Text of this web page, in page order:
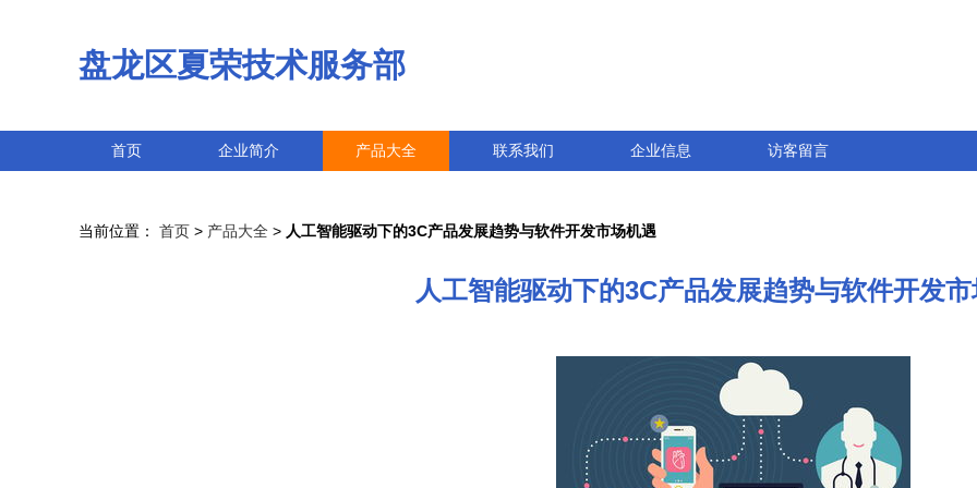
盘龙区夏荣技术服务部
首页 企业简介 产品大全 联系我们 企业信息 访客留言
当前位置： 首页 > 产品大全 > 人工智能驱动下的3C产品发展趋势与软件开发市场机遇
人工智能驱动下的3C产品发展趋势与软件开发